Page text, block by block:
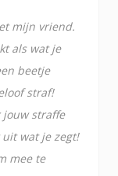
mijn vriend.
als wat je
beetje
straf!
jouw straffe
wat je zegt!
mee te